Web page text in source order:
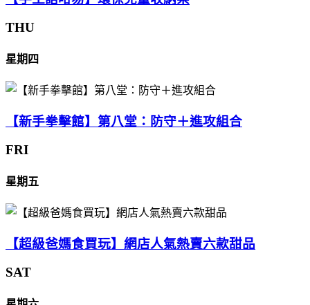
THU
星期四
【新手拳擊館】第八堂：防守＋進攻組合
FRI
星期五
【超級爸媽食買玩】網店人氣熱賣六款甜品
SAT